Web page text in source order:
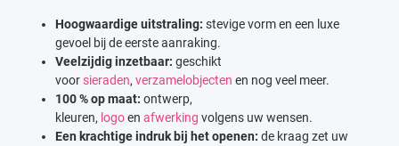
Hoogwaardige uitstraling: stevige vorm en een luxe
gevoel bij de eerste aanraking.
Veelzijdig inzetbaar: geschikt
voor sieraden, verzamelobjecten en nog veel meer.
100 % op maat: ontwerp,
kleuren, logoen afwerking volgens uw wensen.
Een krachtige indruk bij het openen: de kraag zet uw